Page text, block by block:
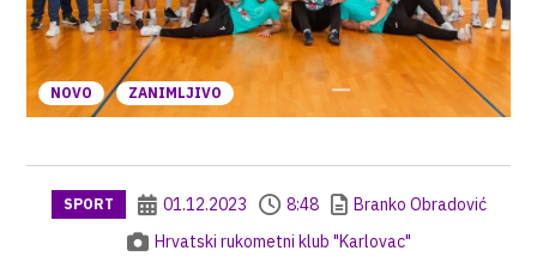
NOVO ZANIMLJIVO
SPORT 01.12.2023 8:48
Branko Obradović
Hrvatski rukometni klub "Karlovac"